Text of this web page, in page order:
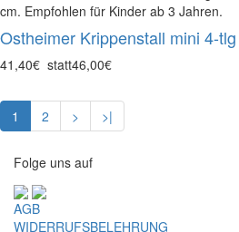
cm. Empfohlen für Kinder ab 3 Jahren.
Ostheimer Krippenstall mini 4-tlg
41,40€ statt46,00€
1 2 > >|
Folge uns auf
AGB
WIDERRUFSBELEHRUNG